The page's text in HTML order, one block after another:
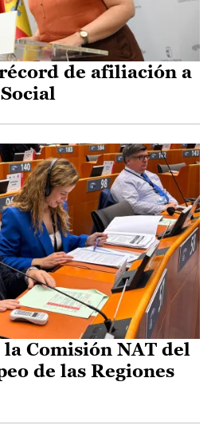
de afiliación a
Comisión NAT del
de las Regiones